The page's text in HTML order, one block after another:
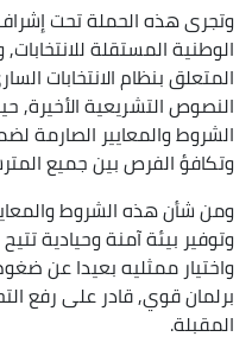
وتجرى هذه الحملة تحت
الوطنية المستقلة
المتعلق بنظام الانتخابات
النصوص التشريعية الأخيرة,
الشروط والمعايير الصارمة
وتكافؤ الفرص بين جميع
ومن شأن هذه الشروط
وتوفير بيئة آمنة وحيادية
واختيار ممثليه بعيدا عن ضغوط
برلمان قوي, قادر على رفع
المقبلة.